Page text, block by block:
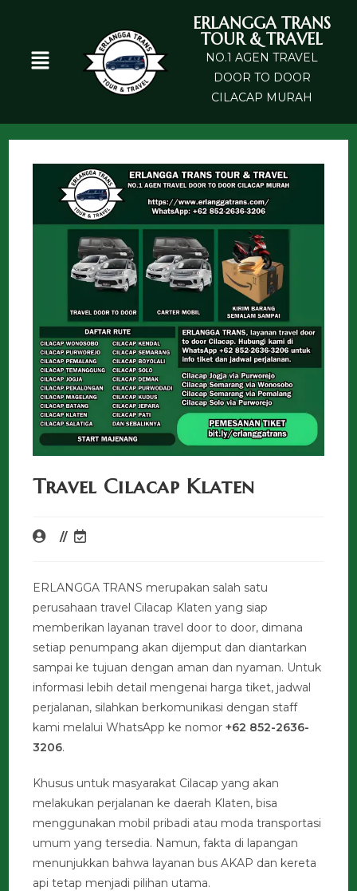
ERLANGGA TRANS
TOUR & TRAVEL
NO.1 AGEN TRAVEL
DOOR TO DOOR
CILACAP MURAH
Travel Cilacap Klaten
ERLANGGA TRANS merupakan salah satu
perusahaan travel Cilacap Klaten yang siap
memberikan layanan travel door to door, dimana
setiap penumpang akan dijemput dan diantarkan
sampai ke tujuan dengan aman dan nyaman. Untuk
informasi lebih detail mengenai harga tiket, jadwal
perjalanan, silahkan berkomunikasi dengan staff
kami melalui WhatsApp ke nomor+62 852-2636-
3206.
Khusus untuk masyarakat Cilacap yang akan
melakukan perjalanan ke daerah Klaten, bisa
menggunakan mobil pribadi atau moda transportasi
umum yang tersedia. Namun, fakta di lapangan
menunjukkan bahwa layanan bus AKAP dan kereta
api tetap menjadi pilihan utama.